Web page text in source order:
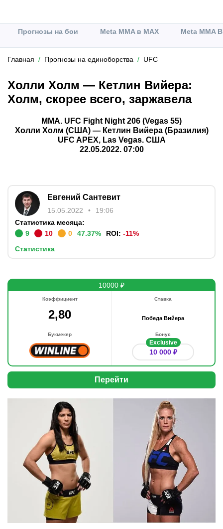
Прогнозы на бои Meta MMA в MAX Meta MMA
Главная Прогнозы на единоборства UFC
Холли Холм — Кетлин Вийера:
Холм, скорее всего, заржавела
ММА. UFC Fight Night 206 (Vegas 55)
Холли Холм (США) — Кетлин Вийера (Бразилия)
UFC APEX, Las Vegas. США
22.05.2022. 07:00
Евгений Сантевит
15.05.2022
19:06
Статистика месяца:
9
10 0 47.37% ROI: -11%
Статистика
10000 ₽
Коэффициент
2,80
Ставка
Победа Вийера
Букмекер Бонус
Exclusive
10 000 ₽
Перейти